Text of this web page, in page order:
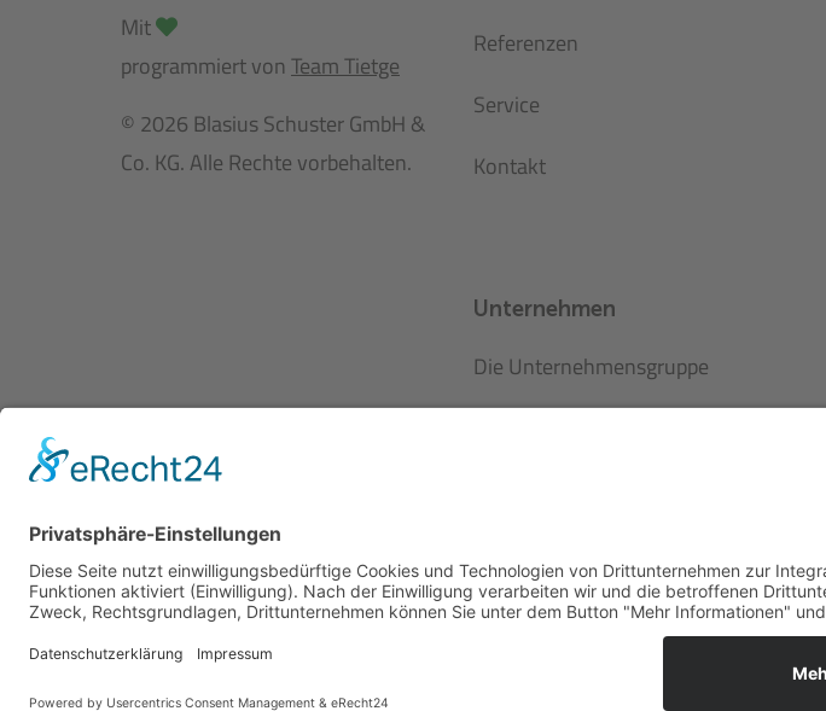
Mit
programmiert vonTeam Tietge
© 2026 Blasius Schuster GmbH &
Co. KG. Alle Rechte vorbehalten.
Referenzen
Service
Kontakt
Unternehmen
Die Unternehmensgruppe
Projekte